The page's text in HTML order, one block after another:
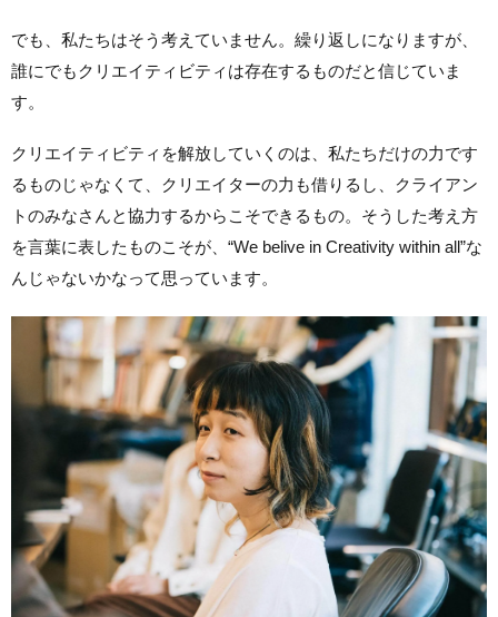
でも、私たちはそう考えていません。繰り返しになりますが、
誰にでもクリエイティビティは存在するものだと信じていま
す。
クリエイティビティを解放していくのは、私たちだけの力です
るものじゃなくて、クリエイターの力も借りるし、クライアン
トのみなさんと協力するからこそできるもの。そうした考え方
を言葉に表したものこそが、“We belive in Creativity within all”な
んじゃないかなって思っています。